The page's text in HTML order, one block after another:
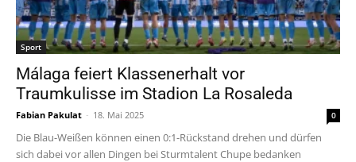
Sport
Málaga feiert Klassenerhalt vor
Traumkulisse im Stadion La Rosaleda
Fabian Pakulat - 18. Mai 2025 0
Die Blau-Weißen können einen 0:1-Rückstand drehen und dürfen
sich dabei vor allen Dingen bei Sturmtalent Chupe bedanken